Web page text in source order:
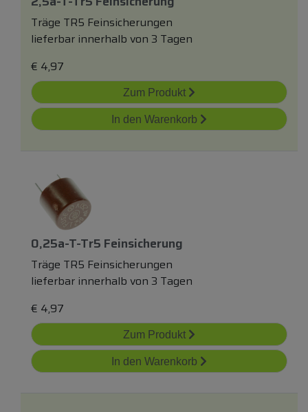
Träge TR5 Feinsicherungen
lieferbar innerhalb von 3 Tagen
€ 4,97
Zum Produkt
In den Warenkorb
0,25a-T-Tr5 Feinsicherung
Träge TR5 Feinsicherungen
lieferbar innerhalb von 3 Tagen
€ 4,97
Zum Produkt
In den Warenkorb